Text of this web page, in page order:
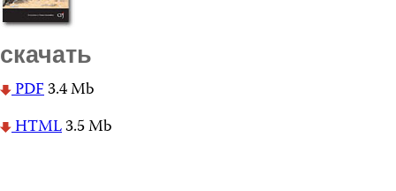
скачать
PDF3.4 Mb
HTML3.5 Mb